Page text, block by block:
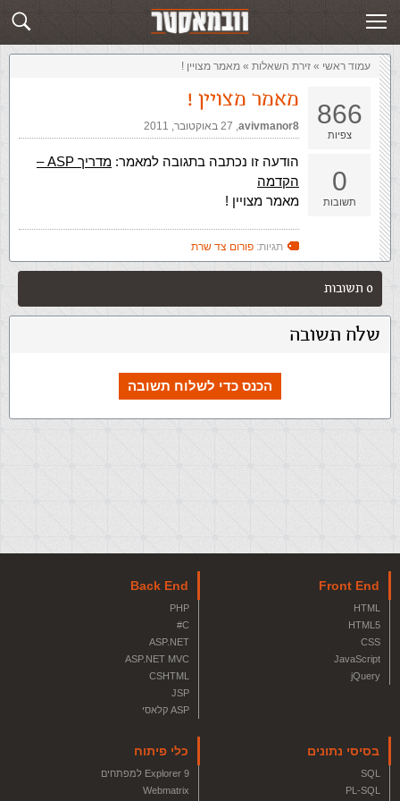
שלח תשובה זירת השאלות
עמוד ראשי » ‏זירת השאלות‏ » מאמר מצויין !
866
צפיות
0
תשובות
מאמר מצויין !
avivmanor8
,‏ 27 באוקטובר, 2011
הודעה זו נכתבה בתגובה למאמר:
מדריך ASP –
הקדמה
מאמר מצויין !
תגיות: פורום צד שרת
0 תשובות
שלח תשובה
הכנס כדי לשלוח תשובה
Front End
HTML
HTML5
CSS
JavaScript
jQuery
Back End
PHP
C#
ASP.NET
ASP.NET MVC
CSHTML
JSP
ASP קלאסי
בסיסי נתונים
SQL
PL-SQL
כלי פיתוח
Explorer 9 למפתחים
Webmatrix